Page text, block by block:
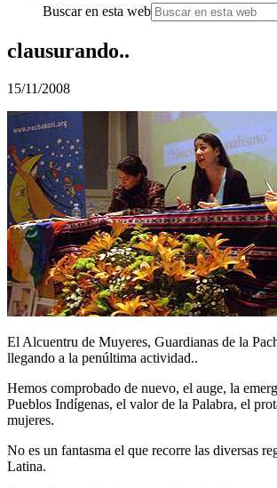
Buscar en esta web
clausurando..
15/11/2008
El Alcuentru de Muyeres, Guardianas de la
llegando a la penúltima actividad..
Hemos comprobado de nuevo, el auge, la
Pueblos Indígenas, el valor de la Palabra, el
mujeres.
No es un fantasma el que recorre las diversas
Latina.